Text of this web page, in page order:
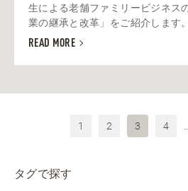
生による老舗ファミリービジネス
業の継承と改革」をご紹介します
READ MORE
1 2 3 4
タグで探す